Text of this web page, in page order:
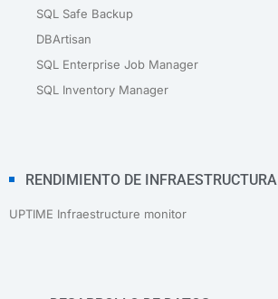
SQL Safe Backup
DBArtisan
SQL Enterprise Job Manager
SQL Inventory Manager
RENDIMIENTO DE INFRAESTRUCTURA
UPTIME Infraestructure monitor